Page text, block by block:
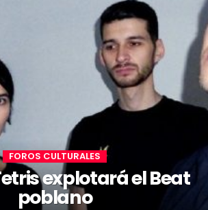
FOROS CULTURALES
explotará el Beat
poblano